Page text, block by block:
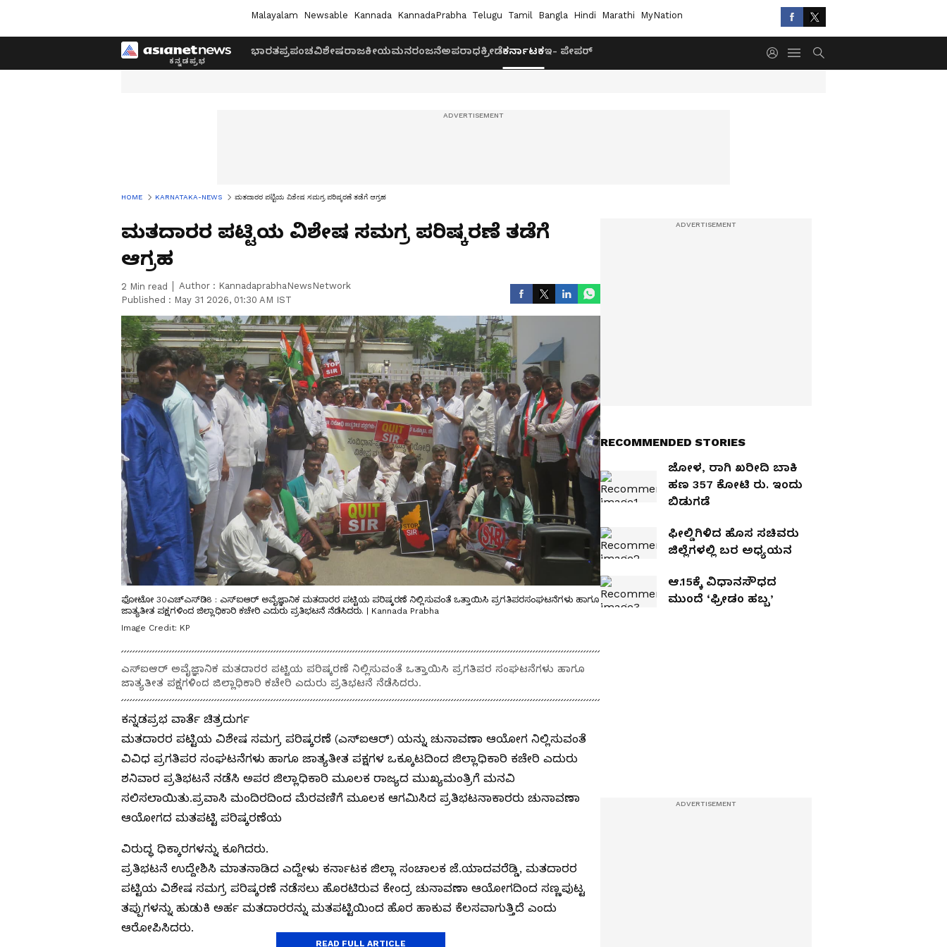
Malayalam Newsable Kannada KannadaPrabha Telugu Tamil Bangla Hindi Marathi MyNation
ಭಾರತಪ್ರಪಂಚವಿಶೇಷರಾಜಕೀಯಮನರಂಜನೆಅಪರಾಧಕ್ರೀಡೆಕರ್ನಾಟಕಇ- ಪೇಪರ್
HOME KARNATAKA-NEWS ಮತದಾರರ ಪಟ್ಟಿಯ ವಿಶೇಷ ಸಮಗ್ರ ಪರಿಷ್ಕರಣೆ ತಡೆಗೆ ಆಗ್ರಹ
ಮತದಾರರ ಪಟ್ಟಿಯ ವಿಶೇಷ ಸಮಗ್ರ ಪರಿಷ್ಕರಣೆ ತಡೆಗೆ
ಆಗ್ರಹ
2 Min read Author : KannadaprabhaNewsNetwork
Published : May 31 2026, 01:30 AM IST
ಫೋಟೋ 30ಎಚ್‌ಎಸ್‌ಡಿ8 : ಎಸ್‍ಐಆರ್ ಅವೈಜ್ಞಾನಿಕ ಮತದಾರರ ಪಟ್ಟಿಯ ಪರಿಷ್ಕರಣೆ ನಿಲ್ಲಿಸುವಂತೆ ಒತ್ತಾಯಿಸಿ ಪ್ರಗತಿಪರಸಂಘಟನೆಗಳು ಹಾಗೂ
ಜಾತ್ಯತೀತ ಪಕ್ಷಗಳಿಂದ ಜಿಲ್ಲಾಧಿಕಾರಿ ಕಚೇರಿ ಎದುರು ಪ್ರತಿಭಟನೆ ನೆಡೆಸಿದರು. | Kannada Prabha
Image Credit: KP
ಎಸ್‍ಐಆರ್ ಅವೈಜ್ಞಾನಿಕ ಮತದಾರರ ಪಟ್ಟಿಯ ಪರಿಷ್ಕರಣೆ ನಿಲ್ಲಿಸುವಂತೆ ಒತ್ತಾಯಿಸಿ ಪ್ರಗತಿಪರ ಸಂಘಟನೆಗಳು ಹಾಗೂ
ಜಾತ್ಯತೀತ ಪಕ್ಷಗಳಿಂದ ಜಿಲ್ಲಾಧಿಕಾರಿ ಕಚೇರಿ ಎದುರು ಪ್ರತಿಭಟನೆ ನೆಡೆಸಿದರು.
ಕನ್ನಡಪ್ರಭ ವಾರ್ತೆ ಚಿತ್ರದುರ್ಗ
ಮತದಾರರ ಪಟ್ಟಿಯ ವಿಶೇಷ ಸಮಗ್ರ ಪರಿಷ್ಕರಣೆ (ಎಸ್‍ಐಆರ್) ಯನ್ನು ಚುನಾವಣಾ ಆಯೋಗ ನಿಲ್ಲಿಸುವಂತೆ
ವಿವಿಧ ಪ್ರಗತಿಪರ ಸಂಘಟನೆಗಳು ಹಾಗೂ ಜಾತ್ಯತೀತ ಪಕ್ಷಗಳ ಒಕ್ಕೂಟದಿಂದ ಜಿಲ್ಲಾಧಿಕಾರಿ ಕಚೇರಿ ಎದುರು
ಶನಿವಾರ ಪ್ರತಿಭಟನೆ ನಡೆಸಿ ಅಪರ ಜಿಲ್ಲಾಧಿಕಾರಿ ಮೂಲಕ ರಾಜ್ಯದ ಮುಖ್ಯಮಂತ್ರಿಗೆ ಮನವಿ
ಸಲಿಸಲಾಯಿತು.ಪ್ರವಾಸಿ ಮಂದಿರದಿಂದ ಮೆರವಣಿಗೆ ಮೂಲಕ ಆಗಮಿಸಿದ ಪ್ರತಿಭಟನಾಕಾರರು ಚುನಾವಣಾ
ಆಯೋಗದ ಮತಪಟ್ಟಿ ಪರಿಷ್ಕರಣೆಯ
ವಿರುದ್ಧ ಧಿಕ್ಕಾರಗಳನ್ನು ಕೂಗಿದರು.
ಪ್ರತಿಭಟನೆ ಉದ್ದೇಶಿಸಿ ಮಾತನಾಡಿದ ಎದ್ದೇಳು ಕರ್ನಾಟಕ ಜಿಲ್ಲಾ ಸಂಚಾಲಕ ಜೆ.ಯಾದವರೆಡ್ಡಿ, ಮತದಾರರ
ಪಟ್ಟಿಯ ವಿಶೇಷ ಸಮಗ್ರ ಪರಿಷ್ಕರಣೆ ನಡೆಸಲು ಹೊರಟಿರುವ ಕೇಂದ್ರ ಚುನಾವಣಾ ಆಯೋಗದಿಂದ ಸಣ್ಣಪುಟ್ಟ
ತಪ್ಪುಗಳನ್ನು ಹುಡುಕಿ ಅರ್ಹ ಮತದಾರರನ್ನು ಮತಪಟ್ಟಿಯಿಂದ ಹೊರ ಹಾಕುವ ಕೆಲಸವಾಗುತ್ತಿದೆ ಎಂದು
ಆರೋಪಿಸಿದರು.
READ FULL ARTICLE
RECOMMENDED STORIES
ಜೋಳ, ರಾಗಿ ಖರೀದಿ ಬಾಕಿ
ಹಣ 357 ಕೋಟಿ ರು. ಇಂದು
ಬಿಡುಗಡೆ
ಫೀಲ್ಡಿಗಿಳಿದ ಹೊಸ ಸಚಿವರು
ಜಿಲ್ಲೆಗಳಲ್ಲಿ ಬರ ಅಧ್ಯಯನ
ಆ.15ಕ್ಕೆ ವಿಧಾನಸೌಧದ
ಮುಂದೆ ‘ಫ್ರೀಡಂ ಹಬ್ಬ’